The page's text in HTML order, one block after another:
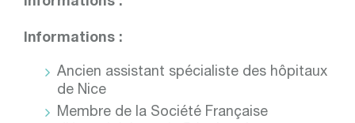
Informations :
Ancien assistant spécialiste des hôpitaux
de Nice
Membre de la Société Française